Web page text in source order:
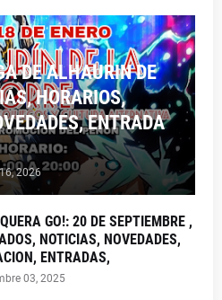
DE ALHAURIN DE
HORARIOS,
ENTRADA
2026
GO!: 20 DE SEPTIEMBRE ,
NOTICIAS, NOVEDADES,
ENTRADAS,
03, 2025